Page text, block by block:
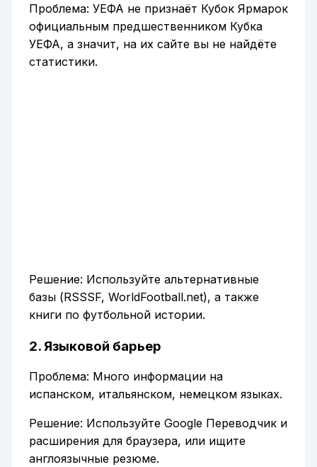
Проблема: УЕФА не признаёт Кубок Ярмарок
официальным предшественником Кубка
УЕФА, а значит, на их сайте вы не найдёте
статистики.
Решение: Используйте альтернативные
базы (RSSSF, WorldFootball.net), а также
книги по футбольной истории.
2. Языковой барьер
Проблема: Много информации на
испанском, итальянском, немецком языках.
Решение: Используйте Google Переводчик и
расширения для браузера, или ищите
англоязычные резюме.